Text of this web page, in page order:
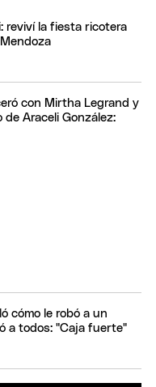
reviví la fiesta ricotera
con Mirtha Legrand y
de Araceli González:
cómo le robó a un
a todos: "Caja fuerte"